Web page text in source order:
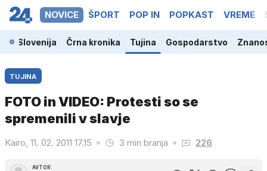
NOVICE ŠPORT POP IN POPKAST VREME
Slovenija Črna kronika Tujina Gospodarstvo
TUJINA
FOTO in VIDEO: Protesti so se
spremenili v slavje
Kairo, 11. 02. 2011 17.15 3 min branja 226
AVTOR: